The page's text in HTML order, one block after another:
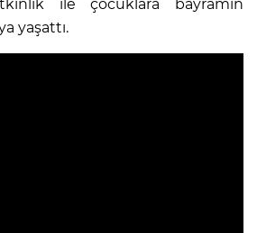
ile çocuklara bayramın
yaşattı.